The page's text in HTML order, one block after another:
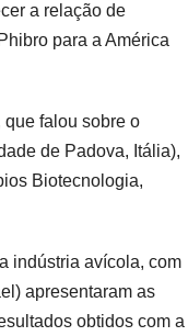
a relação de
para a América
falou sobre o
de Padova, Itália),
Biotecnologia,
indústria avícola, com
apresentaram as
obtidos com a